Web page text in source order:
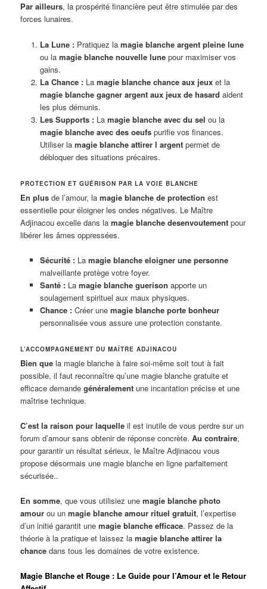
Par ailleurs, la prospérité financière peut être stimulée par des
forces lunaires.
La Lune :Pratiquez la magie blanche argent pleine lune
ou la magie blanche nouvelle lunepour maximiser vos
gains.
La Chance :La magie blanche chance aux jeuxet la
magie blanche gagner argent aux jeux de hasard aident
les plus démunis.
Les Supports :La magie blanche avec du sel ou la
magie blanche avec des oeufspurifie vos finances.
Utiliser la magie blanche attirer l argentpermet de
débloquer des situations précaires.
PROTECTION ET GUÉRISON PAR LA VOIE BLANCHE
En plus de l’amour, lamagie blanche de protection est
essentielle pour éloigner les ondes négatives. Le Maître
Adjinacou excelle dans lamagie blanche desenvoutement pour
libérer les âmes oppressées.
Sécurité :La magie blanche eloigner une personne
malveillante protège votre foyer.
Santé :La magie blanche guerison apporte un
soulagement spirituel aux maux physiques.
Chance :Créer une magie blanche porte bonheur
personnalisée vous assure une protection constante.
L’ACCOMPAGNEMENT DU MAÎTRE ADJINACOU
Bien que la magie blanche à faire soi-même soit tout à fait
possible, il faut reconnaître qu’une magie blanche gratuite et
efficace demandegénéralement une incantation précise et une
maîtrise technique.
C’est la raison pour laquelle il est inutile de vous perdre sur un
forum d’amour sans obtenir de réponse concrète.Au contraire,
pour garantir un résultat sérieux, le Maître Adjinacou vous
propose désormais une magie blanche en ligne parfaitement
sécurisée..
En somme, que vous utilisiez unemagie blanche photo
amour ou unmagie blanche amour rituel gratuit, l’expertise
d’un initié garantit unemagie blanche efficace. Passez de la
théorie à la pratique et laissez lamagie blanche attirer la
chance dans tous les domaines de votre existence.
Magie Blanche et Rouge : Le Guide pour l’Amour et le Retour